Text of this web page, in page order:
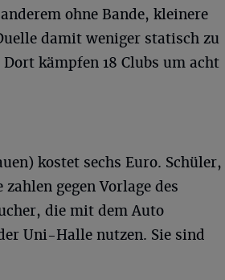
ohne Bande, kleinere
damit weniger statisch zu
kämpfen 18 Clubs um acht
kostet sechs Euro. Schüler,
gegen Vorlage des
die mit dem Auto
Uni-Halle nutzen. Sie sind